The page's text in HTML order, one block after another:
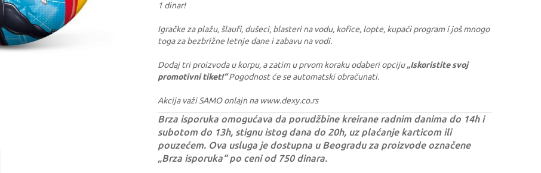
1 dinar!
Igračke za plažu, šlaufi, dušeci, blasteri na vodu, kofice, lopte, kupaći program i još mnogo
toga za bezbrižne letnje dane i zabavu na vodi.
Dodaj tri proizvoda u korpu, a zatim u prvom koraku odaberi opciju„Iskoristite svoj
promotivni tiket!“Pogodnost će se automatski obračunati.
Akcija važi SAMO onlajn na www.dexy.co.rs
Brza isporuka omogućava da porudžbine kreirane radnim danima do 14h i
subotom do 13h, stignu istog dana do 20h, uz plaćanje karticom ili
pouzećem. Ova usluga je dostupna u Beogradu za proizvode označene
„Brza isporuka“ po ceni od 750 dinara.